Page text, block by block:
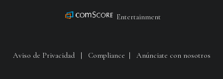
Entertainment
Aviso de Privacidad| Compliance | Anúnciate con nosotros